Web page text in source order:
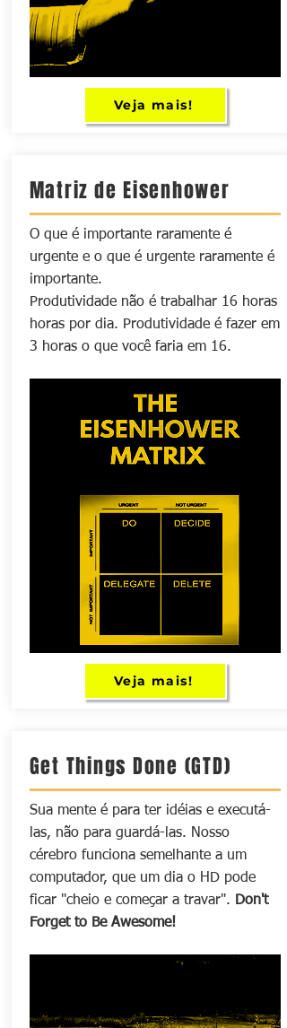
Veja mais!
Matriz de Eisenhower
O que é importante raramente é
urgente e o que é urgente raramente é
importante.
Produtividade não é trabalhar 16 horas
horas por dia. Produtividade é fazer em
3 horas o que você faria em 16.
Veja mais!
Get Things Done (GTD)
Sua mente é para ter idéias e executá-
las, não para guardá-las. Nosso
cérebro funciona semelhante a um
computador, que um dia o HD pode
ficar "cheio e começar a travar". Don't
Forget to Be Awesome!